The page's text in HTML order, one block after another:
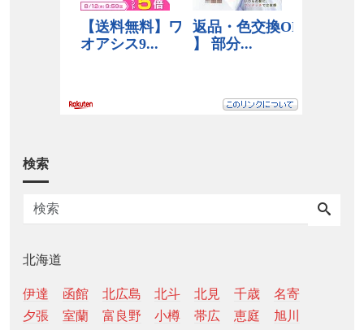
検索
北海道
伊達 函館 北広島 北斗 北見 千歳
名寄
夕張
室蘭 富良野 小樽 帯広 恵庭
旭川